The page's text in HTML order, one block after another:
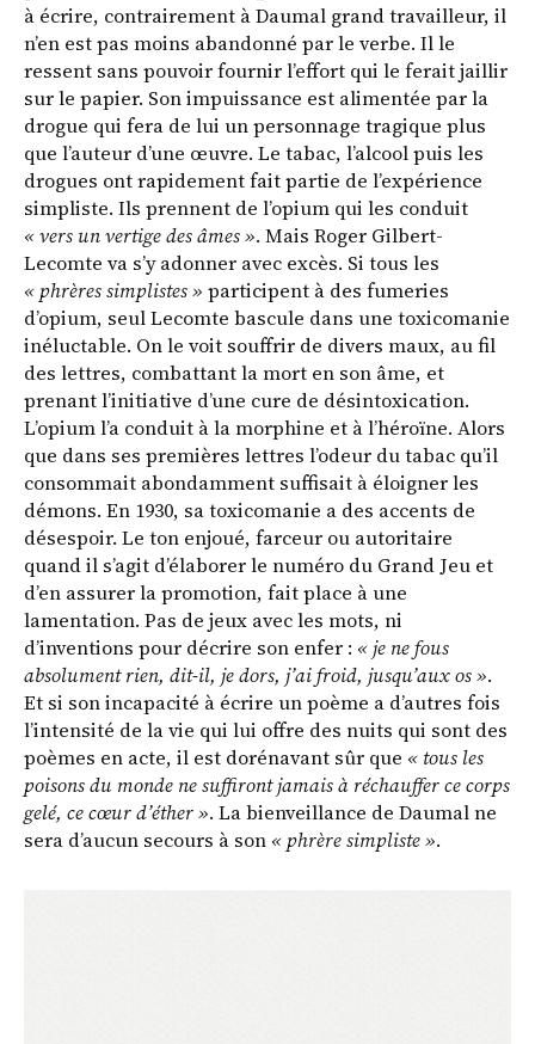
à écrire, contrairement à Daumal grand travailleur, il
n’en est pas moins abandonné par le verbe. Il le
ressent sans pouvoir fournir l’effort qui le ferait jaillir
sur le papier. Son impuissance est alimentée par la
drogue qui fera de lui un personnage tragique plus
que l’auteur d’une œuvre. Le tabac, l’alcool puis les
drogues ont rapidement fait partie de l’expérience
simpliste. Ils prennent de l’opium qui les conduit
« vers un vertige des âmes ». Mais Roger Gilbert-
Lecomte va s’y adonner avec excès. Si tous les
« phrères simplistes » participent à des fumeries
d’opium, seul Lecomte bascule dans une toxicomanie
inéluctable. On le voit souffrir de divers maux, au fil
des lettres, combattant la mort en son âme, et
prenant l’initiative d’une cure de désintoxication.
L’opium l’a conduit à la morphine et à l’héroïne. Alors
que dans ses premières lettres l’odeur du tabac qu’il
consommait abondamment suffisait à éloigner les
démons. En 1930, sa toxicomanie a des accents de
désespoir. Le ton enjoué, farceur ou autoritaire
quand il s’agit d’élaborer le numéro du Grand Jeu et
d’en assurer la promotion, fait place à une
lamentation. Pas de jeux avec les mots, ni
d’inventions pour décrire son enfer : « je ne fous
absolument rien, dit-il, je dors, j’ai froid, jusqu’aux os ».
Et si son incapacité à écrire un poème a d’autres fois
l’intensité de la vie qui lui offre des nuits qui sont des
poèmes en acte, il est dorénavant sûr que « tous les
poisons du monde ne suffiront jamais à réchauffer ce corps
gelé, ce cœur d’éther ». La bienveillance de Daumal ne
sera d’aucun secours à son « phrère simpliste ».